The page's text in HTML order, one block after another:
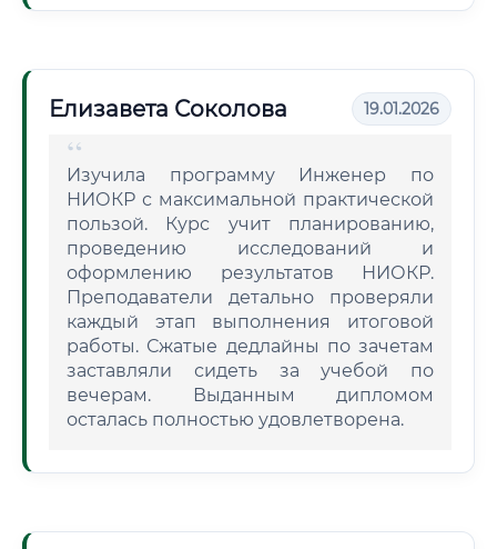
Елизавета Соколова 19.01.2026
Изучила программу Инженер по
НИОКР с максимальной практической
пользой. Курс учит планированию,
проведению исследований и
оформлению результатов НИОКР.
Преподаватели детально проверяли
каждый этап выполнения итоговой
работы. Сжатые дедлайны по зачетам
заставляли сидеть за учебой по
вечерам. Выданным дипломом
осталась полностью удовлетворена.